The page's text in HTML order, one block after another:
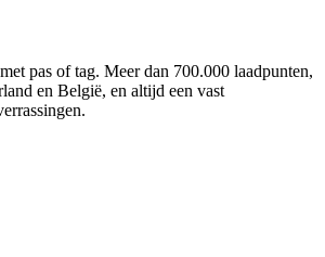
pas of tag. Meer dan 700.000 laadpunten,
en België, en altijd een vast